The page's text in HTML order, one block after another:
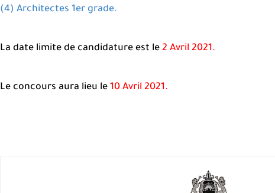
(4) Architectes 1er grade.
La date limite de candidature est le 2 Avril 2021.
Le concours aura lieu le 10 Avril 2021.